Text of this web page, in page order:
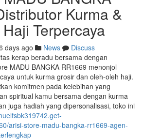
Kurma &
Terpercaya
days ago News
Discuss
kerap beradu bersama dengan
MADU BANGKA RR1669 menonjol
untuk kurma grosir dan oleh-oleh haji.
komitmen pada kelebihan yang
spiritual kamu bersama dengan kurma
juga hadiah yang dipersonalisasi, toko ini
arisi-store-madu-bangka-rr1669-agen-